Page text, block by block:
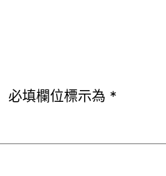
必填欄位標示為 *